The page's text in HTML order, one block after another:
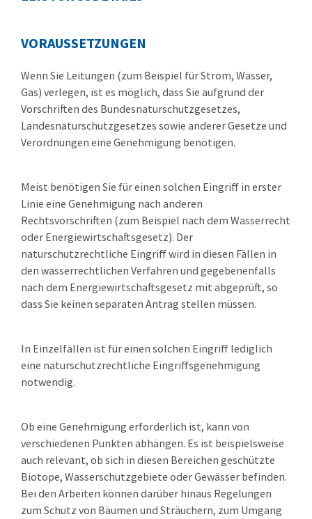
VORAUSSETZUNGEN
Wenn Sie Leitungen (zum Beispiel für Strom, Wasser,
Gas) verlegen, ist es möglich, dass Sie aufgrund der
Vorschriften des Bundesnaturschutzgesetzes,
Landesnaturschutzgesetzes sowie anderer Gesetze und
Verordnungen eine Genehmigung benötigen.
Meist benötigen Sie für einen solchen Eingriff in erster
Linie eine Genehmigung nach anderen
Rechtsvorschriften (zum Beispiel nach dem Wasserrecht
oder Energiewirtschaftsgesetz). Der
naturschutzrechtliche Eingriff wird in diesen Fällen in
den wasserrechtlichen Verfahren und gegebenenfalls
nach dem Energiewirtschaftsgesetz mit abgeprüft, so
dass Sie keinen separaten Antrag stellen müssen.
In Einzelfällen ist für einen solchen Eingriff lediglich
eine naturschutzrechtliche Eingriffsgenehmigung
notwendig.
Ob eine Genehmigung erforderlich ist, kann von
verschiedenen Punkten abhängen. Es ist beispielsweise
auch relevant, ob sich in diesen Bereichen geschützte
Biotope, Wasserschutzgebiete oder Gewässer befinden.
Bei den Arbeiten können darüber hinaus Regelungen
zum Schutz von Bäumen und Sträuchern, zum Umgang